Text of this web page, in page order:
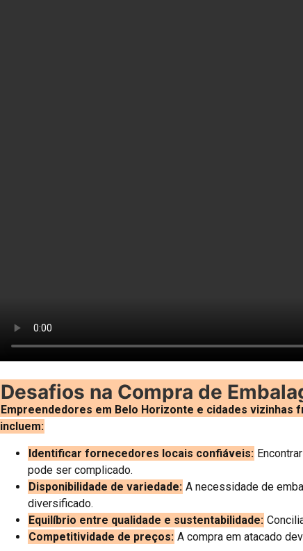
Desafios na Compra de
Empreendedores em Belo Horizonte e cidades
incluem:
Identificar fornecedores locais confiáveis:
pode ser complicado.
Disponibilidade de variedade: A necessidade de
diversificado.
Equilíbrio entre qualidade e sustentabilidade:
Competitividade de preços: A compra em atacado